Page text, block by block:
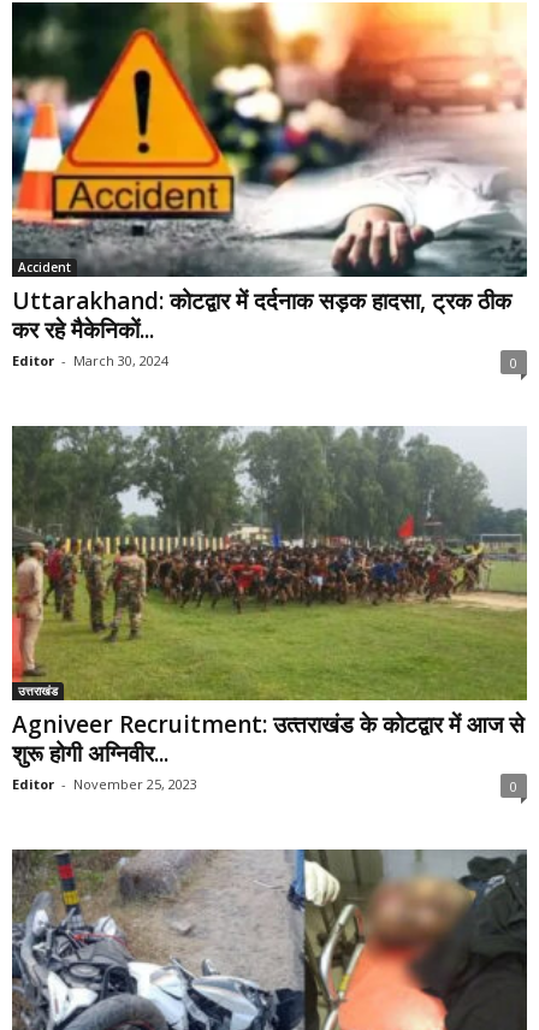
Accident
Uttarakhand: कोटद्वार में दर्दनाक सड़क हादसा, ट्रक ठीक
कर रहे मैकेनिकों...
Editor - March 30, 2024 0
उत्तराखंड
Agniveer Recruitment: उत्‍तराखंड के कोटद्वार में आज से
शुरू होगी अग्निवीर...
Editor - November 25, 2023 0